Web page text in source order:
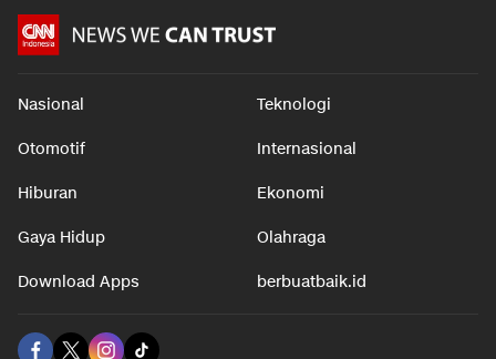
Nasional Teknologi
Otomotif Internasional
Hiburan Ekonomi
Gaya Hidup Olahraga
Download Apps berbuatbaik.id